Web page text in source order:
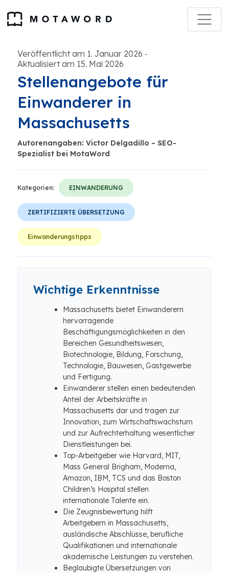
Veröffentlicht am 1. Januar 2026 -
Aktualisiert am 15. Mai 2026
Stellenangebote für
Einwanderer in
Massachusetts
Autorenangaben: Victor Delgadillo – SEO-
Spezialist bei MotaWord
Kategorien: EINWANDERUNG
ZERTIFIZIERTE ÜBERSETZUNG
Einwanderungstipps
Wichtige Erkenntnisse
Massachusetts bietet Einwanderern
hervorragende
Beschäftigungsmöglichkeiten in den
Bereichen Gesundheitswesen,
Biotechnologie, Bildung, Forschung,
Technologie, Bauwesen, Gastgewerbe
und Fertigung.
Einwanderer stellen einen bedeutenden
Anteil der Arbeitskräfte in
Massachusetts dar und tragen zur
Innovation, zum Wirtschaftswachstum
und zur Aufrechterhaltung wesentlicher
Dienstleistungen bei.
Top-Arbeitgeber wie Harvard, MIT,
Mass General Brigham, Moderna,
Amazon, IBM, TCS und das Boston
Children’s Hospital stellen
internationale Talente ein.
Die Zeugnisbewertung hilft
Arbeitgebern in Massachusetts,
ausländische Abschlüsse, berufliche
Qualifikationen und internationale
akademische Leistungen zu verstehen.
Beglaubigte Übersetzungen von